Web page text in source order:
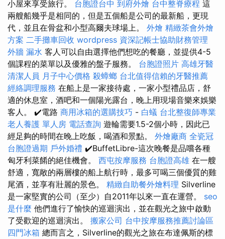
小屋來享受旅行。 台胞證台中 到府外燴 台中整脊療程 這
兩艘船幾乎是相同的，但是五個船是公司的最新船，更現
代，並且在骨盆和小型高爾夫球場上。 外燴 精緻茶會外燴
方案 二手攤車回收 wordpress 資深記帳士協助財務管理
外牆 漏水 客人可以自由選擇他們想吃的餐廳，並提供4-5
個課程的菜單以及優雅的盤子服務。 台胞證照片 高雄牙醫
清潔人員 月子中心價格 殺蟑螂 台北值得信賴的牙醫推薦
經絡調理服務 在船上是一家接待處，一家小型禮品店，舒
適的休息室，酒吧和一個陽光露台，晚上用現場音樂來娛樂
客人。 ✔️電路 商用冰箱的選購技巧 - 白蟻 台北整復師專業
老人養護 單人房 電話查詢 遊輪需要1.5-2個小時，因此已
經足夠的時間在晚上吃飯，喝酒和景點。 外燴廠商 全瓷冠
台胞證過期 戶外婚禮 ✔️BuffetLibre-這次晚餐是品嚐各種
匈牙利菜餚的絕佳機會。 西屯按摩服務 台胞證高雄 在一艘
舒適，寬敞的兩層樓的船上航行時，最多可喝三個優質的雞
尾酒，並享有壯麗的景色。 精緻自助餐外燴料理 Silverline
是一家堅實的公司（至少）自2011年以來一直在運營。 seo
是什麼 他們進行了愉快的巡迴演出，並在觀光之旅中啟動
了受歡迎的巡迴演出。 搬家公司 台中按摩服務推薦討論區
四門冰箱 總而言之，Silverline的觀光之旅在布達佩斯的標